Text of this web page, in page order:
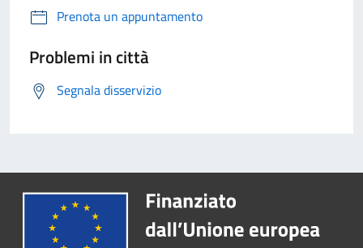
Prenota un appuntamento
Problemi in città
Segnala disservizio